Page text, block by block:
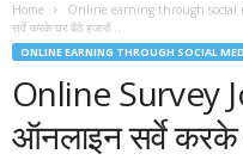
Home Online earning through social
सर्वे करके घर बैठे हजारों...
ONLINE EARNING THROUGH SOCIAL
Online Survey
ऑनलाइन सर्वे करके